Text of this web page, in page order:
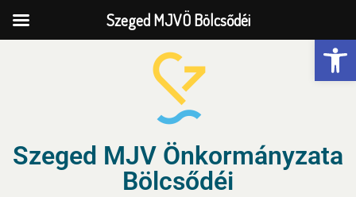
Szeged MJV Önkormányzata
Bölcsődéi
Szeged MJVÖ Bölcsődéi